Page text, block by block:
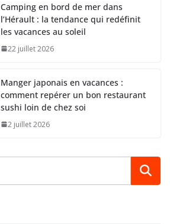
Camping en bord de mer dans
l’Hérault : la tendance qui redéfinit
les vacances au soleil
22 juillet 2026
Manger japonais en vacances :
comment repérer un bon restaurant
sushi loin de chez soi
2 juillet 2026